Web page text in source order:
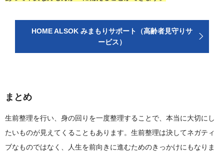
HOME ALSOK みまもりサポート（高齢者見守りサ
ービス）
まとめ
生前整理を行い、身の回りを一度整理することで、本当に大切にし
たいものが見えてくることもあります。生前整理は決してネガティ
ブなものではなく、人生を前向きに進むためのきっかけにもなりま